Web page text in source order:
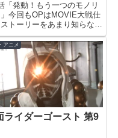
「発動！もう一つのモノリ
今回もOPはMOVIE大戦仕
トーリーをあまり知らない
タイムスリップものなの
号ライダーそろい踏み。今
前後編の後編ですよ。バット
ック、ユルセンが「時間を戻
ろ」とか言うから、タイ...
アニメ
ライダーゴースト 第9